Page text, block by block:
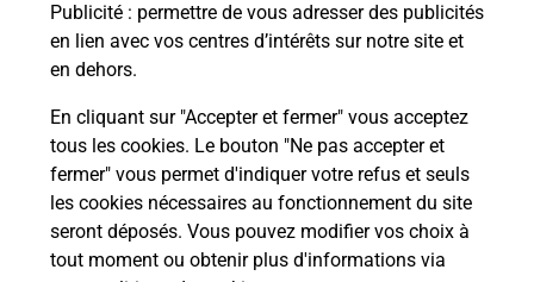
Publicité : permettre de vous adresser des publicités
en lien avec vos centres d’intérêts sur notre site et
en dehors.
En cliquant sur "Accepter et fermer" vous acceptez
tous les cookies. Le bouton "Ne pas accepter et
fermer" vous permet d'indiquer votre refus et seuls
les cookies nécessaires au fonctionnement du site
seront déposés. Vous pouvez modifier vos choix à
tout moment ou obtenir plus d'informations via
Puis-je passer mon code de la route
avec La Poste et sous quelles
conditions ?
Localiser Liste Savoie FONTCOUVERTE LA TOUSSUIRE